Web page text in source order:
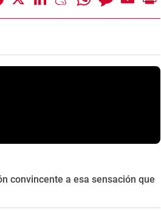
convincente a esa sensación que